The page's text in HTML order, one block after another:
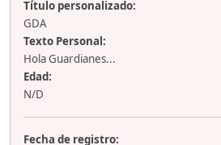
Título personalizado:
GDA
Texto Personal:
Hola Guardianes...
Edad:
N/D
Fecha de registro: